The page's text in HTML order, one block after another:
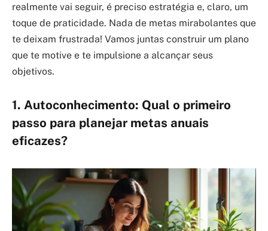
realmente vai seguir, é preciso estratégia e, claro, um
toque de praticidade. Nada de metas mirabolantes que
te deixam frustrada! Vamos juntas construir um plano
que te motive e te impulsione a alcançar seus
objetivos.
1. Autoconhecimento: Qual o primeiro
passo para planejar metas anuais
eficazes?